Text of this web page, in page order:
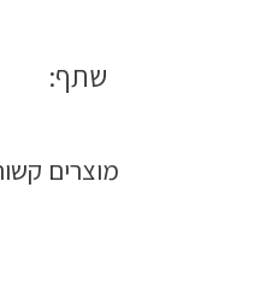
שתף:
מוצרים